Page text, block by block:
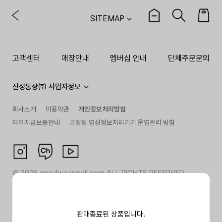
판매종료된 상품입니다.
SITEMAP
고객센터 매장안내 멤버십 안내 단체주문문의
신성통상㈜ 사업자정보
회사소개 이용약관
개인정보처리방침
채무지급보증안내
고정형 영상정보처리기기 운영관리 방침
©2026goodwearmall.com ALL RIGHTS RESERVED